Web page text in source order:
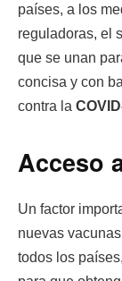
países, a los
reguladoras, el
que se unan
concisa y con
contra la
Acceso
Un factor
nuevas
todos los